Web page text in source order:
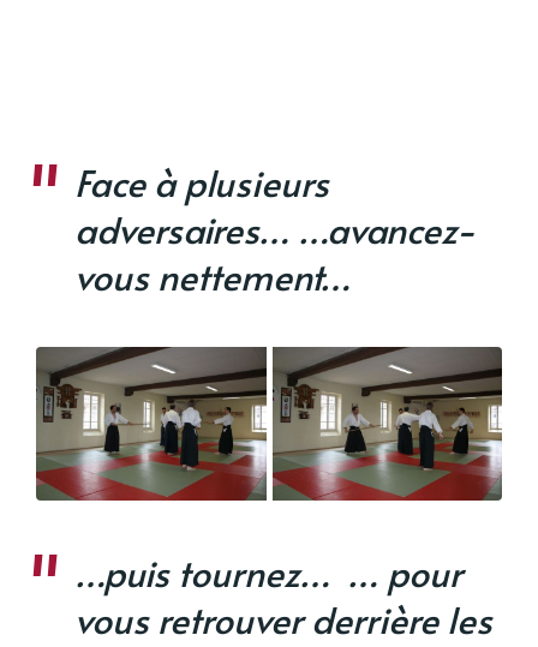
Face à plusieurs
adversaires… …avancez-
vous nettement…
…puis tournez… … pour
vous retrouver derrière les